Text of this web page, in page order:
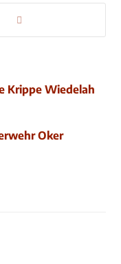
Krippe Wiedelah
Oker